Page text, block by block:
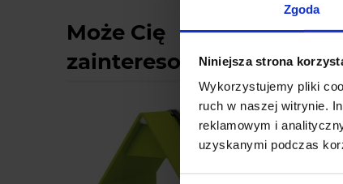
Zgoda
Niniejsza strona
Wykorzystujemy pliki
ruch w naszej witrynie.
reklamowym i
uzyskanymi podczas
Może Cię
zainteresować: